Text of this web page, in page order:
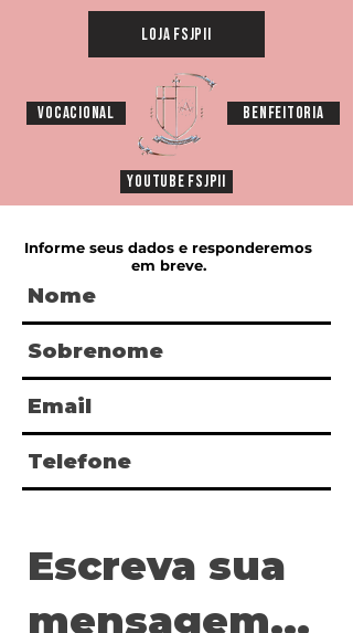
Benfeitoria
Vocacional
YouTube FSJPII
Loja FSJPII
Informe seus dados e responderemos
em breve.